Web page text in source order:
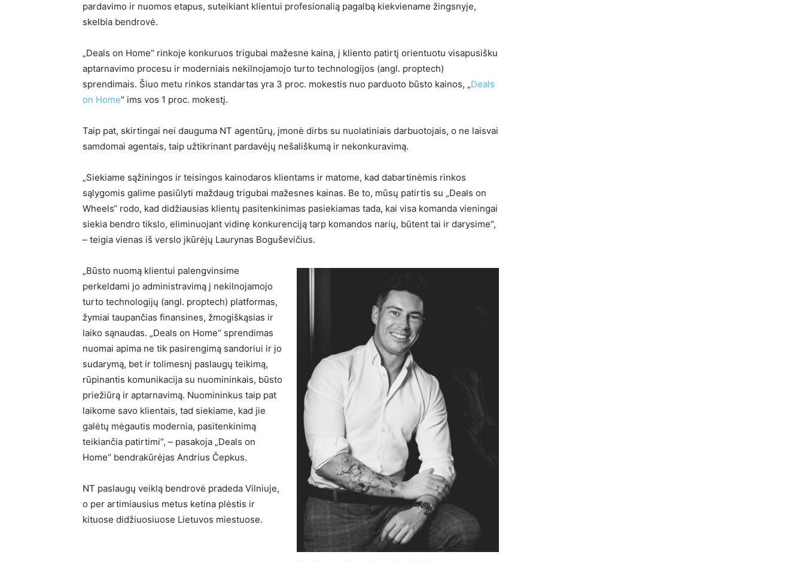
pardavimo ir nuomos etapus, suteikiant klientui profesionalią pagalbą kiekviename žingsnyje,
skelbia bendrovė.
„Deals on Home“ rinkoje konkuruos trigubai mažesne kaina, į kliento patirtį orientuotu visapusišku
aptarnavimo procesu ir moderniais nekilnojamojo turto technologijos (angl. proptech)
sprendimais. Šiuo metu rinkos standartas yra 3 proc. mokestis nuo parduoto būsto kainos, „Deals
on Home“ ims vos 1 proc. mokestį.
Taip pat, skirtingai nei dauguma NT agentūrų, įmonė dirbs su nuolatiniais darbuotojais, o ne laisvai
samdomai agentais, taip užtikrinant pardavėjų nešališkumą ir nekonkuravimą.
„Siekiame sąžiningos ir teisingos kainodaros klientams ir matome, kad dabartinėmis rinkos
sąlygomis galime pasiūlyti maždaug trigubai mažesnes kainas. Be to, mūsų patirtis su „Deals on
Wheels“ rodo, kad didžiausias klientų pasitenkinimas pasiekiamas tada, kai visa komanda vieningai
siekia bendro tikslo, eliminuojant vidinę konkurenciją tarp komandos narių, būtent tai ir darysime“,
– teigia vienas iš verslo įkūrėjų Laurynas Boguševičius.
„Būsto nuomą klientui palengvinsime
perkeldami jo administravimą į nekilnojamojo
turto technologijų (angl. proptech) platformas,
žymiai taupančias finansines, žmogiškąsias ir
laiko sąnaudas. „Deals on Home“ sprendimas
nuomai apima ne tik pasirengimą sandoriui ir jo
sudarymą, bet ir tolimesnį paslaugų teikimą,
rūpinantis komunikacija su nuomininkais, būsto
priežiūrą ir aptarnavimą. Nuomininkus taip pat
laikome savo klientais, tad siekiame, kad jie
galėtų mėgautis modernia, pasitenkinimą
teikiančia patirtimi“, – pasakoja „Deals on
Home“ bendrakūrėjas Andrius Čepkus.
NT paslaugų veiklą bendrovė pradeda Vilniuje,
o per artimiausius metus ketina plėstis ir
kituose didžiuosiuose Lietuvos miestuose.